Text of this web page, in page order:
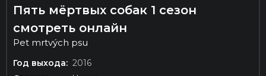
Пять мёртвых собак 1 сезон
смотреть онлайн
Pet mrtvých psu
Год выхода: 2016